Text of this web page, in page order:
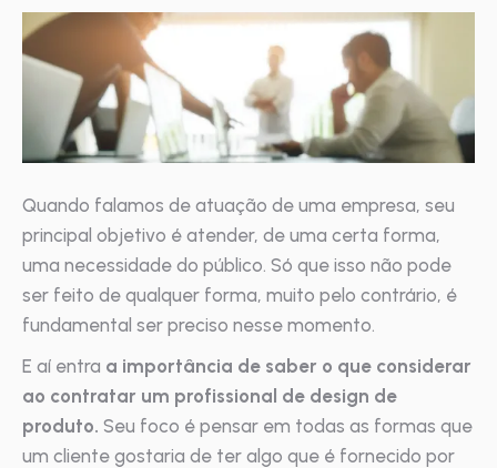
Quando falamos de atuação de uma empresa, seu
principal objetivo é atender, de uma certa forma,
uma necessidade do público. Só que isso não pode
ser feito de qualquer forma, muito pelo contrário, é
fundamental ser preciso nesse momento.
E aí entra a importância de saber o que considerar
ao contratar um profissional de design de
produto. Seu foco é pensar em todas as formas que
um cliente gostaria de ter algo que é fornecido por